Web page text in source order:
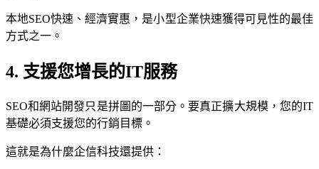
本地SEO快速、經濟實惠，是小型企業快速獲得可見性的最佳
方式之一。
4. 支援您增長的IT服務
SEO和網站開發只是拼圖的一部分。要真正擴大規模，您的IT
基礎必須支援您的行銷目標。
這就是為什麼企信科技還提供：